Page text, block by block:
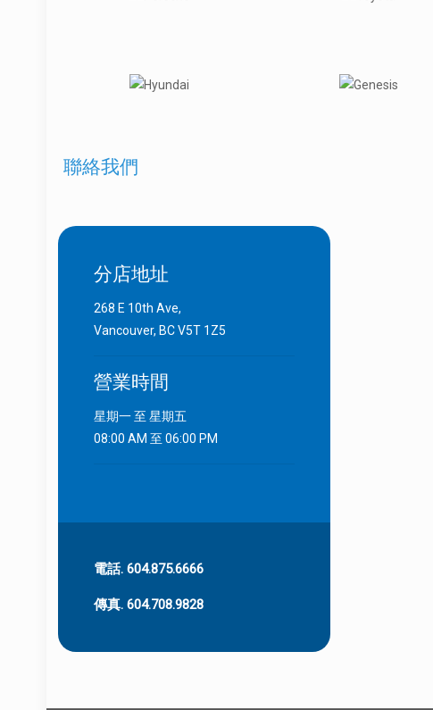
聯絡我們
分店地址
268 E 10th Ave,
Vancouver, BC V5T 1Z5
營業時間
星期一 至 星期五
08:00 AM 至 06:00 PM
電話. 604.875.6666
傳真. 604.708.9828